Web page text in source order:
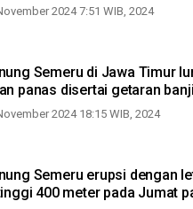
2024 7:51 WIB, 2024
Semeru di Jawa Timur
panas disertai getaran
2024 18:15 WIB, 2024
Semeru erupsi dengan
400 meter pada Jumat